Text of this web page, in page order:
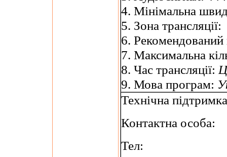
4. Мінімальна
5. Зона трансляції:
6.
7. Максимальна
8. Час трансляції:
9. Мова програм:
Технічна підтримка
Контактна особа:
Тел: